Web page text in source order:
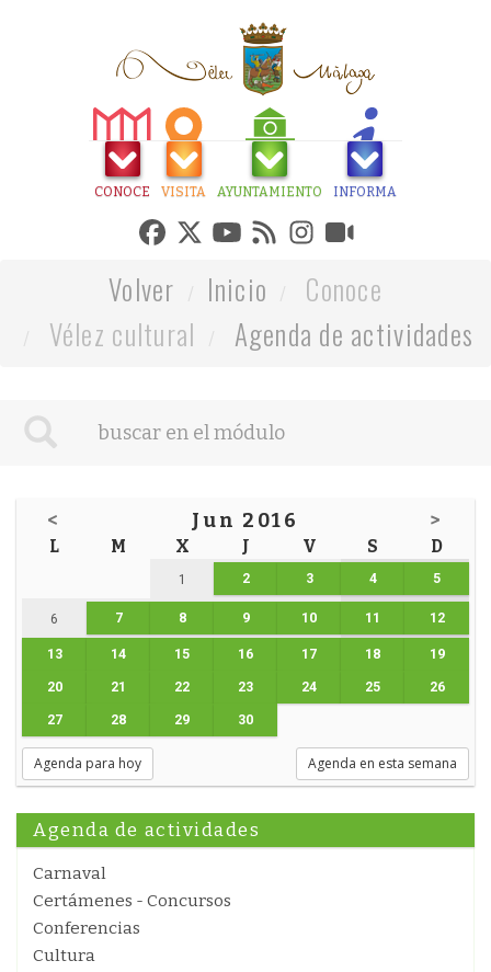
CONOCE VISITA AYUNTAMIENTO INFORMA
Volver Inicio
Conoce
Vélez cultural
Agenda de actividades
< Jun 2016 >
L M X J V S D
1 2 3 4 5
6 7 8 9 10 11 12
13 14 15 16 17 18 19
20 21 22 23 24 25 26
27 28 29 30
Agenda para hoy Agenda en esta semana
Agenda de actividades
Carnaval
Certámenes - Concursos
Conferencias
Cultura